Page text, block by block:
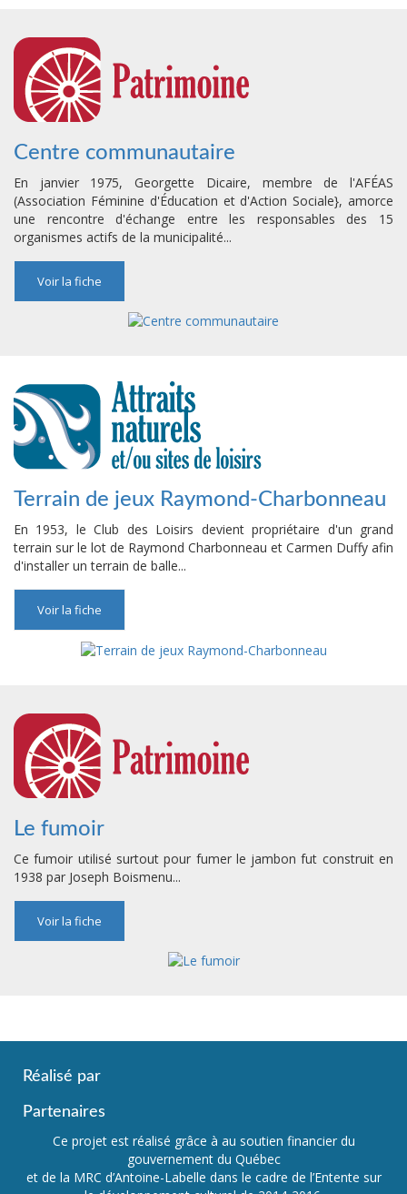
Centre communautaire
En janvier 1975, Georgette Dicaire, membre de l'AFÉAS
(Association Féminine d'Éducation et d'Action Sociale}, amorce
une rencontre d'échange entre les responsables des 15
organismes actifs de la municipalité...
Voir la fiche
Terrain de jeux Raymond-Charbonneau
En 1953, le Club des Loisirs devient propriétaire d'un grand
terrain sur le lot de Raymond Charbonneau et Carmen Duffy afin
d'installer un terrain de balle...
Voir la fiche
Le fumoir
Ce fumoir utilisé surtout pour fumer le jambon fut construit en
1938 par Joseph Boismenu...
Voir la fiche
Réalisé par
Partenaires
Ce projet est réalisé grâce à au soutien financier du
gouvernement du Québec
et de la MRC d’Antoine-Labelle dans le cadre de l’Entente sur